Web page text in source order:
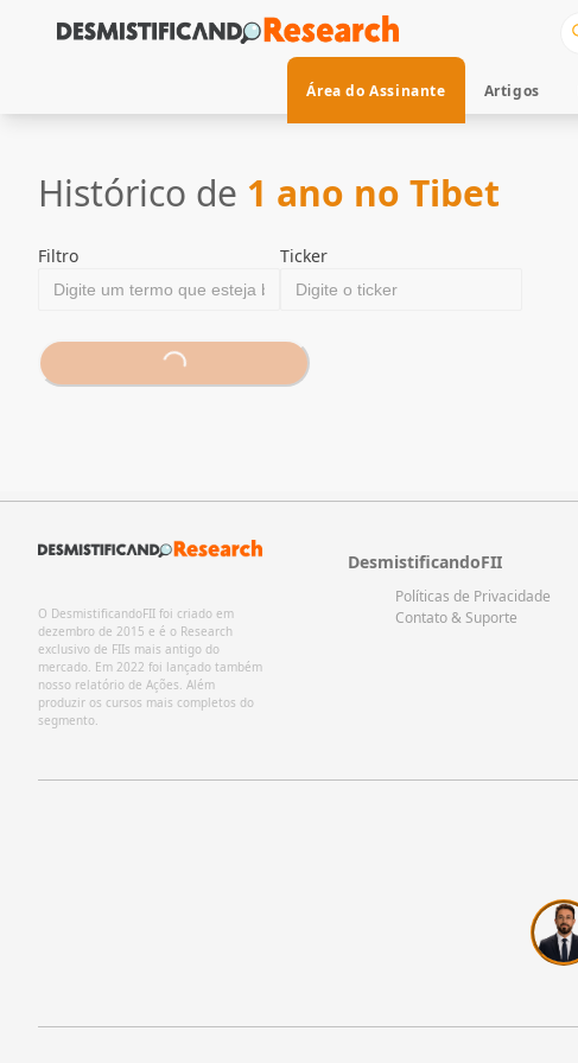
Área do Assinante Artigos
Histórico de 1 ano no Tibet
Filtro Ticker
Loading...
O DesmistificandoFII foi criado em
dezembro de 2015 e é o Research
exclusivo de FIIs mais antigo do
mercado. Em 2022 foi lançado também
nosso relatório de Ações. Além
produzir os cursos mais completos do
segmento.
DesmistificandoFII
Políticas de Privacidade
Contato & Suporte